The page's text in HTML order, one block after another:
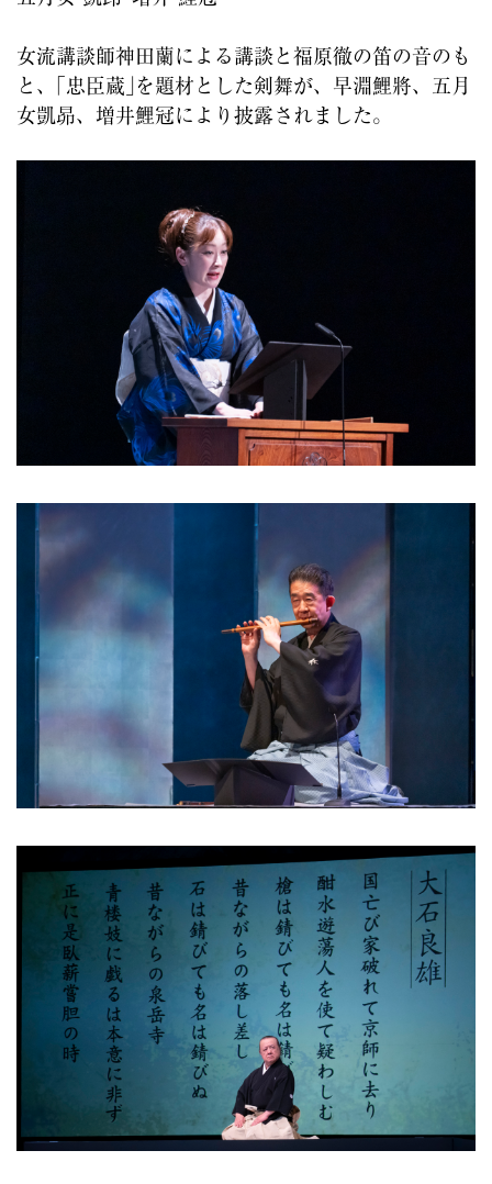
女流講談師神田蘭による講談と福原徹の笛の音のも
と、｢忠臣蔵｣を題材とした剣舞が、早淵鯉將、五月
女凱昴、増井鯉冠により披露されました。